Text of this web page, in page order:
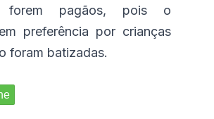
forem pagãos, pois o
preferência por crianças
foram batizadas.